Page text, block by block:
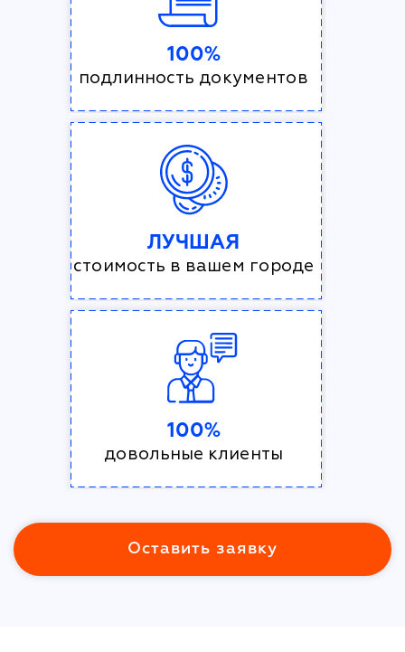
100%
подлинность документов
ЛУЧШАЯ
стоимость в вашем городе
100%
довольные клиенты
Оставить заявку